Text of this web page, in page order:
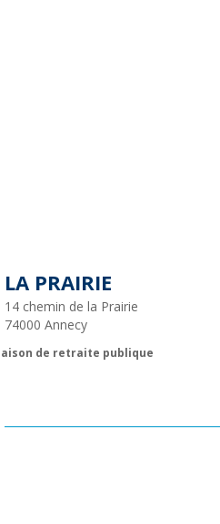
LA PRAIRIE
14 chemin de la Prairie
74000 Annecy
de retraite publique